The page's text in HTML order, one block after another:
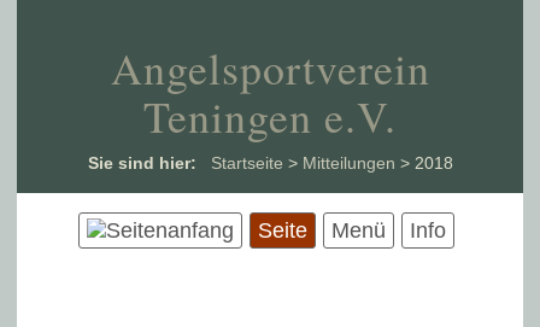
Angelsportverein
Teningen e.V.
Sie sind hier: Startseite > Mitteilungen > 2018
Seite Menü Info